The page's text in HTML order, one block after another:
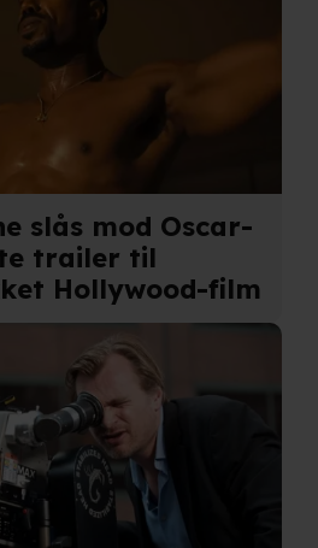
slås mod Oscar-
trailer til
Hollywood-film